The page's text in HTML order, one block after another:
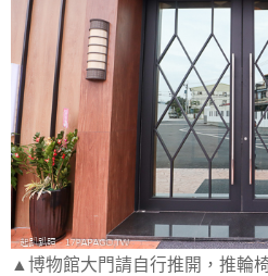
▲博物館大門請自行推開，推輪